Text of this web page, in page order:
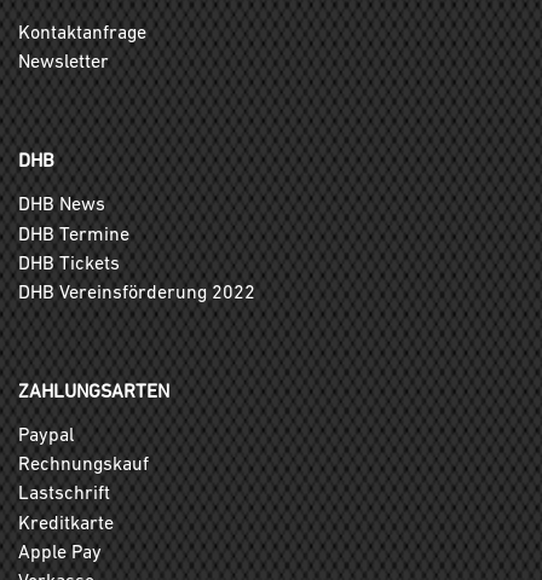
Kontaktanfrage
Newsletter
DHB
DHB News
DHB Termine
DHB Tickets
DHB Vereinsförderung 2022
ZAHLUNGSARTEN
Paypal
Rechnungskauf
Lastschrift
Kreditkarte
Apple Pay